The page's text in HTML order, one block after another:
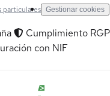
particulares Gestionar cookies
Cumplimiento
con NIF